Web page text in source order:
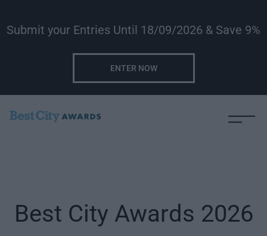
Submit your Entries Until 18/09/2026 & Save 9%
ENTER NOW
Best City Awards 2026